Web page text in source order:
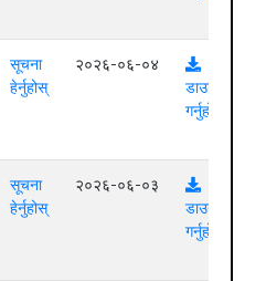
सूचना
हेर्नुहोस्
२०२६-०६-०४
डाउनलोड
गर्नुहोस्
सूचना
हेर्नुहोस्
२०२६-०६-०३
डाउनलोड
गर्नुहोस्